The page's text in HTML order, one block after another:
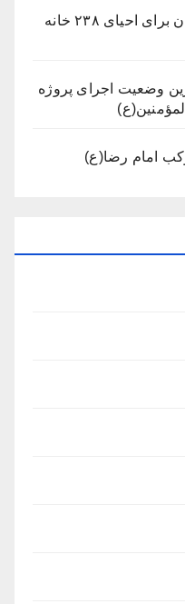
مذاکره شهرداری مشهد با مالکان برای احیای ۲۳۸ خانه
وضعیت اجرای پروژه